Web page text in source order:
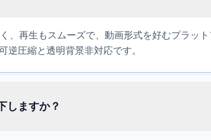
、再生もスムーズで、動画形式を好むプラッ
逆圧縮と透明背景非対応です。
しますか？